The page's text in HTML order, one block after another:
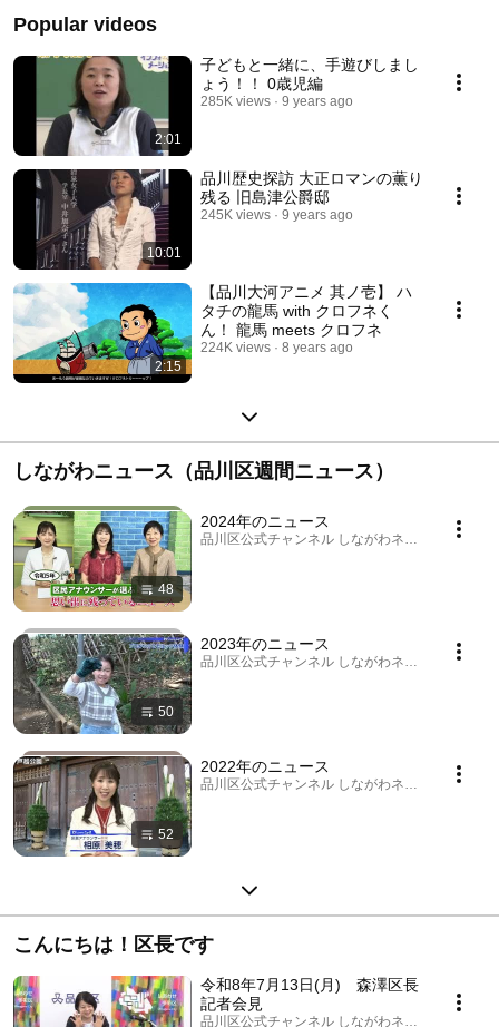
Popular videos
2:01
子どもと一緒に、手遊びしまし
ょう！！ 0歳児編
285K views 9 years ago
10:01
品川歴史探訪 大正ロマンの薫り
残る 旧島津公爵邸
245K views 9 years ago
2:15
【品川大河アニメ 其ノ壱】 ハ
タチの龍馬 with クロフネく
ん！ 龍馬 meets クロフネ
224K views 8 years ago
しながわニュース（品川区週間ニュース）
48
2024年のニュース
品川区公式チャンネル しながわネットTV ·
50
2023年のニュース
品川区公式チャンネル しながわネットTV ·
52
2022年のニュース
品川区公式チャンネル しながわネットTV ·
こんにちは！区長です
令和8年7月13日(月) 森澤区長
記者会見
品川区公式チャンネル しながわネットTV